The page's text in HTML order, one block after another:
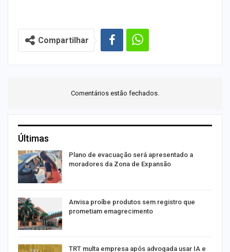
Compartilhar
Comentários estão fechados.
Últimas
Plano de evacuação será apresentado a
moradores da Zona de Expansão
Anvisa proíbe produtos sem registro que
prometiam emagrecimento
TRT multa empresa após advogada usar IA e